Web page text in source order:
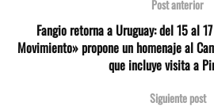
Post anterior
Fangio retorna a Uruguay: del 15 al
Movimiento» propone un homenaje al
que incluye visita a
Siguiente post